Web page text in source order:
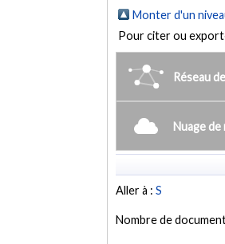
Monter d'un
Pour citer ou
Réseau
Nuage
Aller à :S
Nombre de